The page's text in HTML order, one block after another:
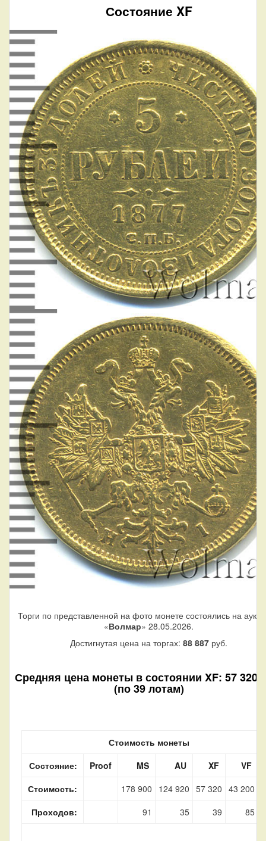
Состояние XF
Торги по представленной на фото монете состоялись на
«Волмар» 28.05.2026.
Достигнутая цена на торгах: 88 887 руб.
Средняя цена монеты в состоянии XF: 57 320
(по 39 лотам)
Стоимость монеты
Состояние:
Proof MS AU XF VF
Стоимость:
178 900 124 920 57 320 43 200
Проходов:
91 35 39 85